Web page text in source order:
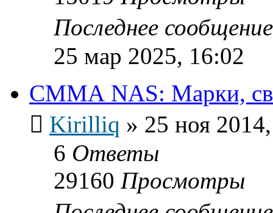
Последнее
25 мар 2025, 16:02
СММА NAS: Марки,
Kirilliq » 25 ноя
6 Ответы
29160 Просмотры